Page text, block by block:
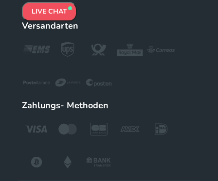
LIVE CHAT
Versandarten
Zahlungs- Methoden